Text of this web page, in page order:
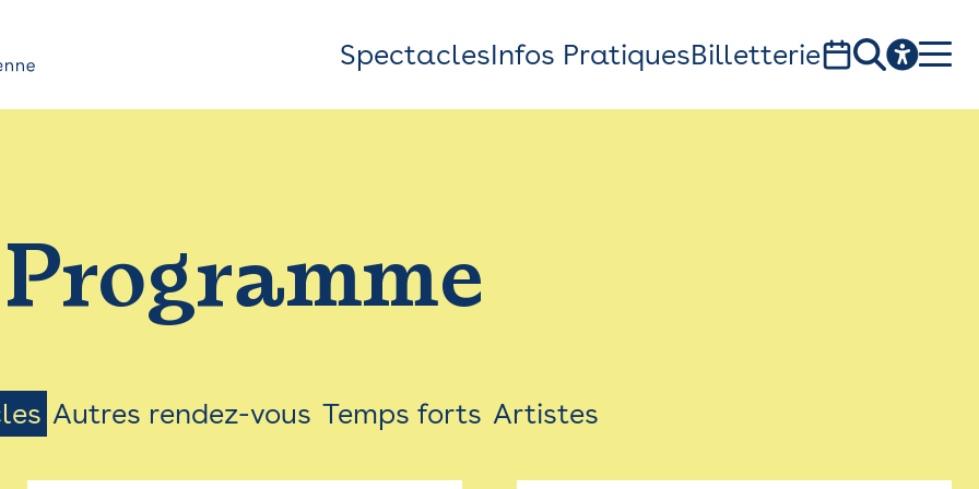
Top
Bar
Menu
SpectaclesInfos PratiquesBilletterie
1, av. du Chateau d'eau - 31300 Toulouse
Programme
Autres rendez-vous Temps forts Artistes